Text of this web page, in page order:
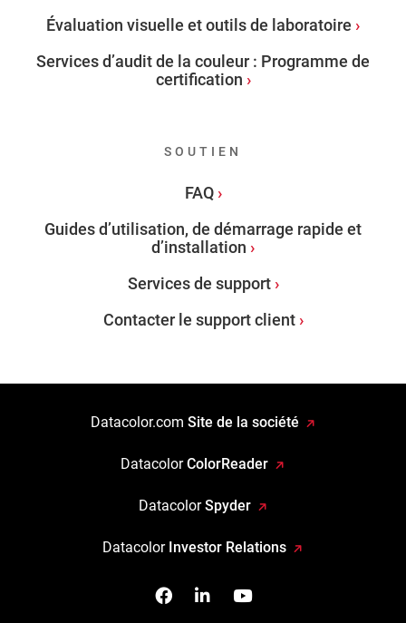
Évaluation visuelle et outils de laboratoire
Services d’audit de la couleur : Programme de
certification
SOUTIEN
FAQ
Guides d’utilisation, de démarrage rapide et
d’installation
Services de support
Contacter le support client
Datacolor.com Site de la société
DatacolorColorReader
DatacolorSpyder
Datacolor Investor Relations
FacebookFollow us on Linkedin
Watch us on